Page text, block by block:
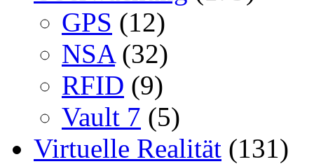
GPS (12)
NSA(32)
RFID (9)
Vault 7 (5)
Virtuelle Realität (131)